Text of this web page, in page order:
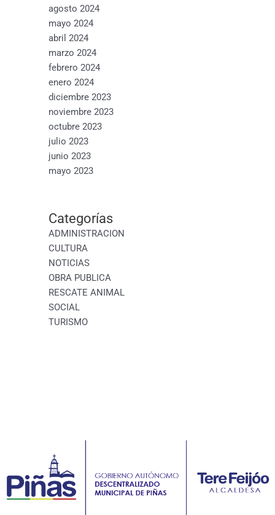
agosto 2024
mayo 2024
abril 2024
marzo 2024
febrero 2024
enero 2024
diciembre 2023
noviembre 2023
octubre 2023
julio 2023
junio 2023
mayo 2023
Categorías
ADMINISTRACION
CULTURA
NOTICIAS
OBRA PUBLICA
RESCATE ANIMAL
SOCIAL
TURISMO